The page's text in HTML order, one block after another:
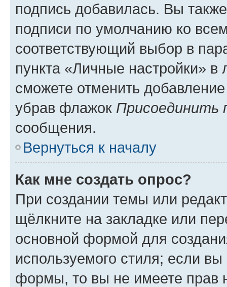
подпись добавилась. Вы
подписи по умолчанию ко
соответствующий выбор в
пункта «Личные настройки»
сможете отменить
убрав флажок Присоединить
сообщения.
Вернуться к началу
Как мне создать опрос?
При создании темы или
щёлкните на закладке или
основной формой для
используемого стиля; если
формы, то вы не имеете прав